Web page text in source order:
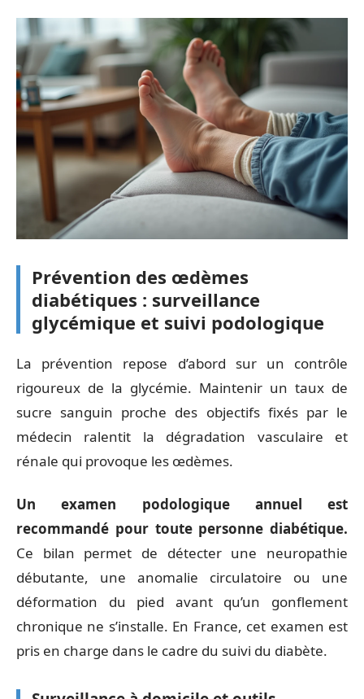
Prévention des œdèmes
diabétiques : surveillance
glycémique et suivi podologique
La prévention repose d’abord sur un contrôle
rigoureux de la glycémie. Maintenir un taux de
sucre sanguin proche des objectifs fixés par le
médecin ralentit la dégradation vasculaire et
rénale qui provoque les œdèmes.
Un examen podologique annuel est
recommandé pour toute personne diabétique.
Ce bilan permet de détecter une neuropathie
débutante, une anomalie circulatoire ou une
déformation du pied avant qu’un gonflement
chronique ne s’installe. En France, cet examen est
pris en charge dans le cadre du suivi du diabète.